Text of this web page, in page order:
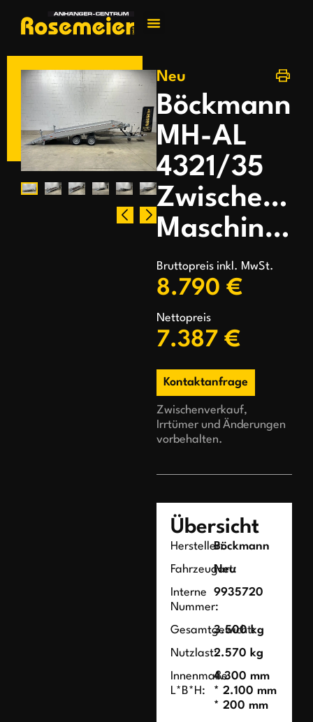
Neu
Böckmann
MH-AL
4321/35
Maschinentransporte
Bruttopreis inkl. MwSt.
8.790 €
Nettopreis
7.387 €
Kontaktanfrage
Zwischenverkauf,
Irrtümer und Änderungen
vorbehalten.
Übersicht
Hersteller:Böckmann
Fahrzeugart:
Neu
Interne
Nummer:
9935720
Gesamtgewicht:
3.500 kg
Nutzlast:2.570 kg
Innenmaße
L*B*H:
4.300 mm
* 2.100 mm
* 200 mm